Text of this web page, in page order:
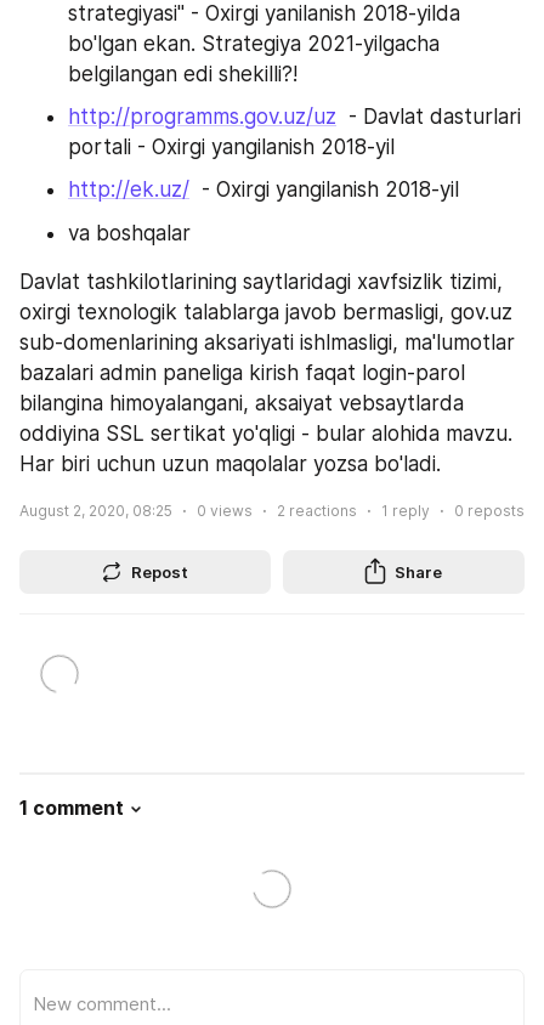
strategiyasi" - Oxirgi yanilanish 2018-yilda
bo'lgan ekan. Strategiya 2021-yilgacha
belgilangan edi shekilli?!
http://programms.gov.uz/uz
  - Davlat dasturlari
portali - Oxirgi yangilanish 2018-yil
http://ek.uz/
  - Oxirgi yangilanish 2018-yil
va boshqalar
Davlat tashkilotlarining saytlaridagi xavfsizlik tizimi,
oxirgi texnologik talablarga javob bermasligi, gov.uz
sub-domenlarining aksariyati ishlmasligi, ma'lumotlar
bazalari admin paneliga kirish faqat login-parol
bilangina himoyalangani, aksaiyat vebsaytlarda
oddiyina SSL sertikat yo'qligi - bular alohida mavzu.
Har biri uchun uzun maqolalar yozsa bo'ladi.
August 2, 2020, 08:25 0 views 2 reactions 1 reply 0 reposts
Repost Share
1 comment